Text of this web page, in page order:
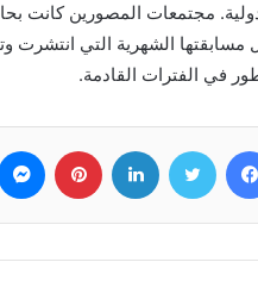
مجتمعات المصورين كانت
مسابقتها الشهرية التي
في الفترات القادمة.